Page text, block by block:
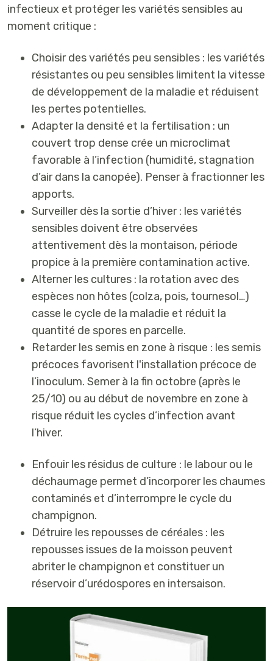
infectieux et protéger les variétés sensibles au
moment critique :
Choisir des variétés peu sensibles : les variétés
résistantes ou peu sensibles limitent la vitesse
de développement de la maladie et réduisent
les pertes potentielles.
Adapter la densité et la fertilisation : un
couvert trop dense crée un microclimat
favorable à l’infection (humidité, stagnation
d’air dans la canopée). Penser à fractionner les
apports.
Surveiller dès la sortie d’hiver : les variétés
sensibles doivent être observées
attentivement dès la montaison, période
propice à la première contamination active.
Alterner les cultures : la rotation avec des
espèces non hôtes (colza, pois, tournesol…)
casse le cycle de la maladie et réduit la
quantité de spores en parcelle.
Retarder les semis en zone à risque : les semis
précoces favorisent l'installation précoce de
l’inoculum. Semer à la fin octobre (après le
25/10) ou au début de novembre en zone à
risque réduit les cycles d’infection avant
l’hiver.
Enfouir les résidus de culture : le labour ou le
déchaumage permet d’incorporer les chaumes
contaminés et d’interrompre le cycle du
champignon.
Détruire les repousses de céréales : les
repousses issues de la moisson peuvent
abriter le champignon et constituer un
réservoir d’urédospores en intersaison.